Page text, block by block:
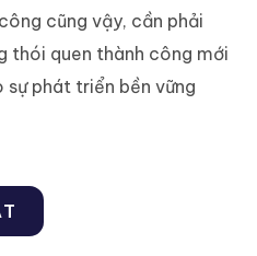
cũng vậy, cần phải
thói quen thành công mới
phát triển bền vững